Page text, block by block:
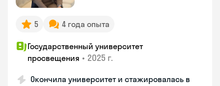
5 4 года опыта
Государственный университет
просвещения • 2025 г.
Окончила университет и стажировалась в